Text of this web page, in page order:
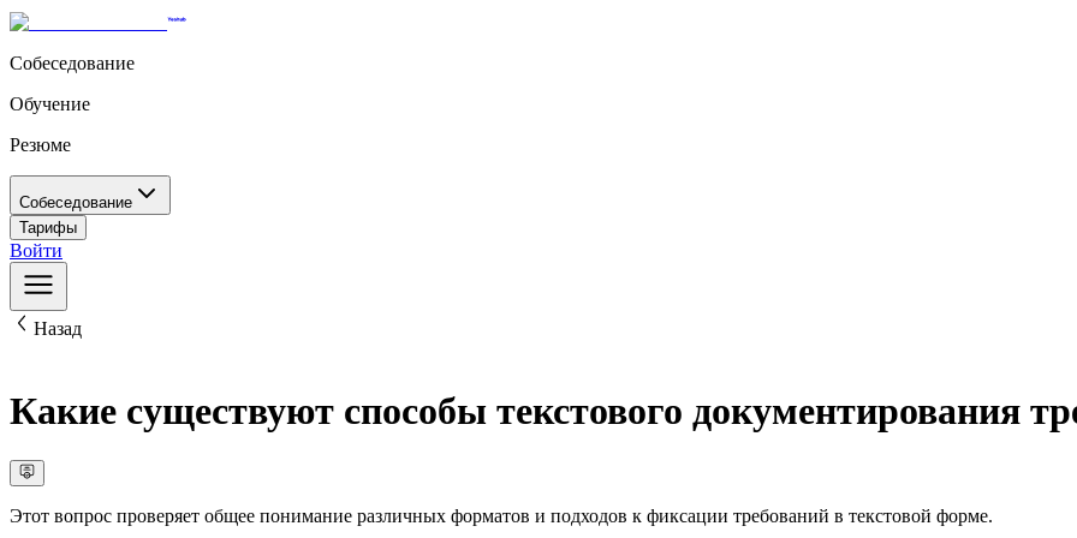
Собеседование
Обучение
Резюме
Собеседование
Тарифы
Войти
Назад
Какие существуют способы текстового документирования
Этот вопрос проверяет общее понимание различных форматов и подходов к фиксации требований в текстовой форме.